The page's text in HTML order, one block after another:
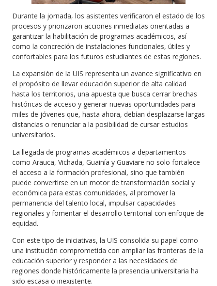
Durante la jornada, los asistentes verificaron el estado de los
procesos y priorizaron acciones inmediatas orientadas a
garantizar la habilitación de programas académicos, así
como la concreción de instalaciones funcionales, útiles y
confortables para los futuros estudiantes de estas regiones.
La expansión de la UIS representa un avance significativo en
el propósito de llevar educación superior de alta calidad
hasta los territorios, una apuesta que busca cerrar brechas
históricas de acceso y generar nuevas oportunidades para
miles de jóvenes que, hasta ahora, debían desplazarse largas
distancias o renunciar a la posibilidad de cursar estudios
universitarios.
La llegada de programas académicos a departamentos
como Arauca, Vichada, Guainía y Guaviare no solo fortalece
el acceso a la formación profesional, sino que también
puede convertirse en un motor de transformación social y
económica para estas comunidades, al promover la
permanencia del talento local, impulsar capacidades
regionales y fomentar el desarrollo territorial con enfoque de
equidad.
Con este tipo de iniciativas, la UIS consolida su papel como
una institución comprometida con ampliar las fronteras de la
educación superior y responder a las necesidades de
regiones donde históricamente la presencia universitaria ha
sido escasa o inexistente.